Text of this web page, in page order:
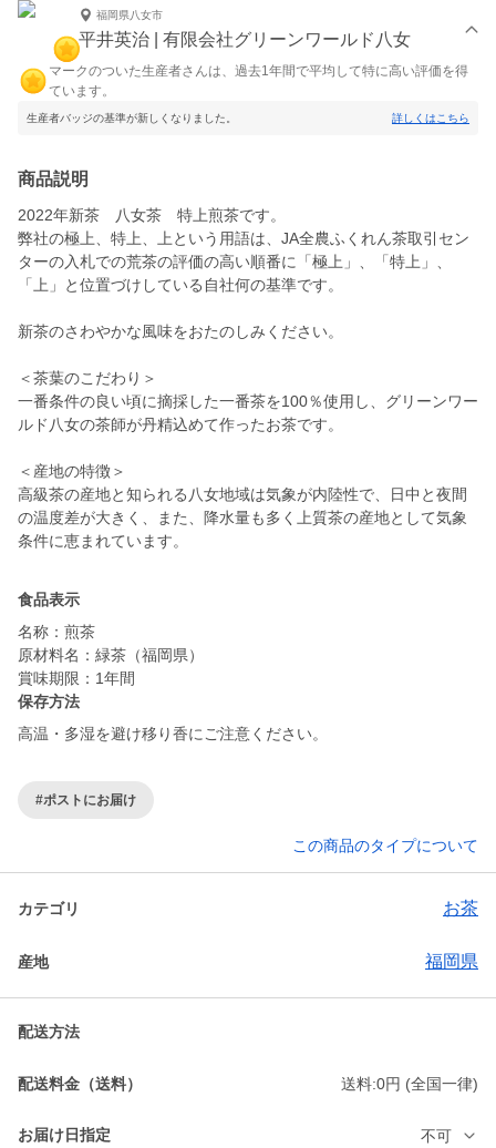
福岡県八女市
平井英治 | 有限会社グリーンワールド八女
マークのついた生産者さんは、過去1年間で平均して特に高い評価を得
ています。
生産者バッジの基準が新しくなりました。 詳しくはこちら
商品説明
2022年新茶 八女茶 特上煎茶です。
弊社の極上、特上、上という用語は、JA全農ふくれん茶取引セン
ターの入札での荒茶の評価の高い順番に「極上」、「特上」、
「上」と位置づけしている自社何の基準です。
新茶のさわやかな風味をおたのしみください。
＜茶葉のこだわり＞
一番条件の良い頃に摘採した一番茶を100％使用し、グリーンワー
ルド八女の茶師が丹精込めて作ったお茶です。
＜産地の特徴＞
高級茶の産地と知られる八女地域は気象が内陸性で、日中と夜間
の温度差が大きく、また、降水量も多く上質茶の産地として気象
食品表示
名称：煎茶
原材料名：緑茶（福岡県）
賞味期限：1年間
保存方法
高温・多湿を避け移り香にご注意ください。
#ポストにお届け
この商品のタイプについて
カテゴリ お茶
産地 福岡県
配送方法
配送料金（送料） 送料:0円 (全国一律)
お届け日指定 不可